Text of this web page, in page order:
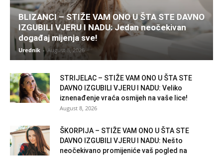
BLIZANCI – STIŽE VAM ONO U ŠTA STE DAVNO
IZGUBILI VJERU I NADU: Jedan neočekivan
događaj mijenja sve!
Urednik - August 8, 2026
STRIJELAC – STIŽE VAM ONO U ŠTA STE
DAVNO IZGUBILI VJERU I NADU: Veliko
iznenađenje vraća osmijeh na vaše lice!
August 8, 2026
ŠKORPIJA – STIŽE VAM ONO U ŠTA STE
DAVNO IZGUBILI VJERU I NADU: Nešto
neočekivano promijeniće vaš pogled na